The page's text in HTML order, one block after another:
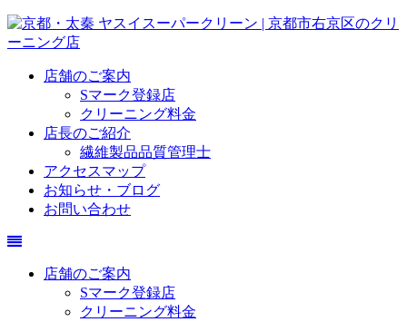
店舗のご案内
Sマーク登録店
クリーニング料金
店長のご紹介
繊維製品品質管理士
アクセスマップ
お知らせ・ブログ
お問い合わせ
店舗のご案内
Sマーク登録店
クリーニング料金